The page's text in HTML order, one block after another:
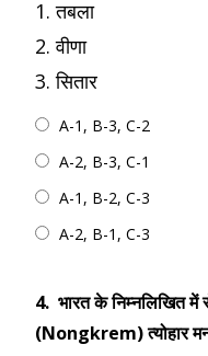
1. तबला
2. वीणा
3. सितार
A-1, B-3, C-2
A-2, B-3, C-1
A-1, B-2, C-3
A-2, B-1, C-3
4. भारत के निम्नलिखित
(Nongkrem) त्योहार